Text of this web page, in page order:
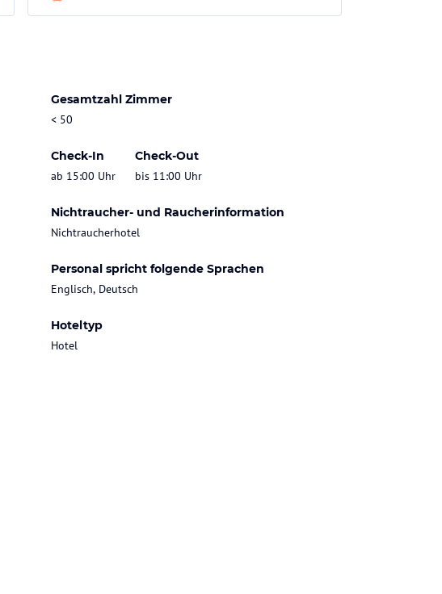
Gesamtzahl Zimmer
< 50
Check-In
ab 15:00 Uhr
Check-Out
bis 11:00 Uhr
Nichtraucher- und Raucherinformation
Nichtraucherhotel
Personal spricht folgende Sprachen
Englisch, Deutsch
Hoteltyp
Hotel